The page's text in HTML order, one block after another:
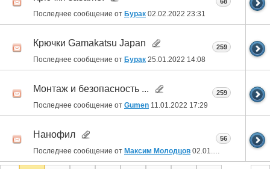
Последнее сообщение от Бурак 02.02.2022 23:31
Крючки Gamakatsu Japan
Последнее сообщение от Бурак 25.01.2022 14:08
259
Монтаж и безопасность ...
Последнее сообщение от Gumen 11.01.2022 17:29
259
Нанофил
Последнее сообщение от Максим Молодцов 02.01.2022
56